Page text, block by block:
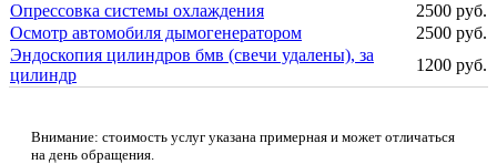
Опрессовка системы охлаждения
2500 руб.
Осмотр автомобиля дымогенератором
2500 руб.
Эндоскопия цилиндров бмв (свечи удалены), за
цилиндр
1200 руб.
Внимание: стоимость услуг указана примерная и может отличаться
на день обращения.